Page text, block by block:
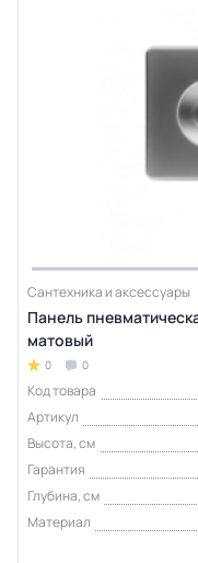
Сантехника и аксессуары
Панель
матовый
0 0
Код товара
Артикул
Высота, см
Гарантия
Глубина, см
Материал